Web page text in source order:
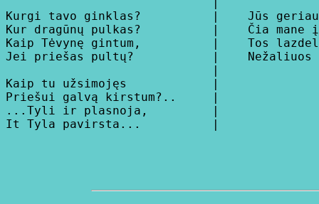
Kurgi tavo ginklas?          |    Jūs geriau
Kur dragūnų pulkas?          |    Čia mane
Kaip Tėvynę gintum,          |    Tos
Jei priešas pultų?           |    Nežaliuos
                             |
Kaip tu užsimojęs            |
Priešui galvą kirstum?..     |
...Tyli ir plasnoja,         |